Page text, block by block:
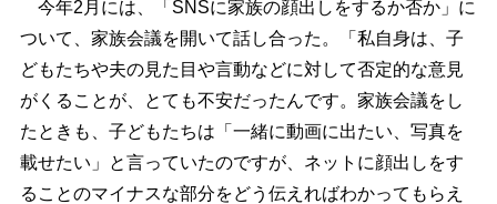
今年2月には、「SNSに家族の顔出しをするか否か」に
ついて、家族会議を開いて話し合った。「私自身は、子
どもたちや夫の見た目や言動などに対して否定的な意見
がくることが、とても不安だったんです。家族会議をし
たときも、子どもたちは「一緒に動画に出たい、写真を
載せたい」と言っていたのですが、ネットに顔出しをす
ることのマイナスな部分をどう伝えればわかってもらえ